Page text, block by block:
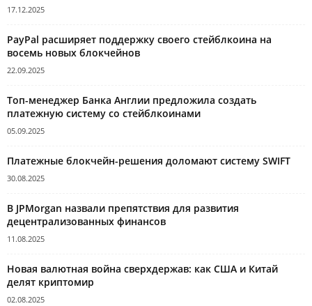
17.12.2025
PayPal расширяет поддержку своего стейблкоина на
восемь новых блокчейнов
22.09.2025
Топ-менеджер Банка Англии предложила создать
платежную систему со стейблкоинами
05.09.2025
Платежные блокчейн-решения доломают систему SWIFT
30.08.2025
В JPMorgan назвали препятствия для развития
децентрализованных финансов
11.08.2025
Новая валютная война сверхдержав: как США и Китай
делят криптомир
02.08.2025